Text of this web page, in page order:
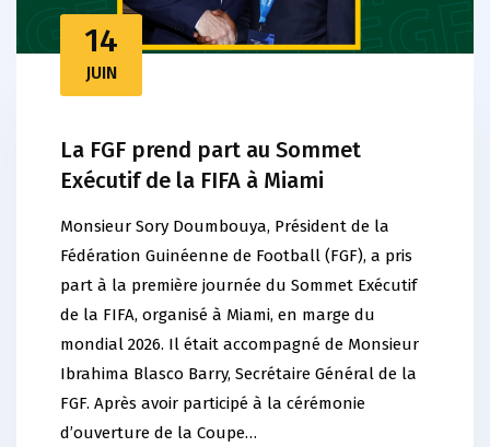
14
JUIN
La FGF prend part au Sommet
Exécutif de la FIFA à Miami
Monsieur Sory Doumbouya, Président de la
Fédération Guinéenne de Football (FGF), a pris
part à la première journée du Sommet Exécutif
de la FIFA, organisé à Miami, en marge du
mondial 2026. Il était accompagné de Monsieur
Ibrahima Blasco Barry, Secrétaire Général de la
FGF. Après avoir participé à la cérémonie
d’ouverture de la Coupe…